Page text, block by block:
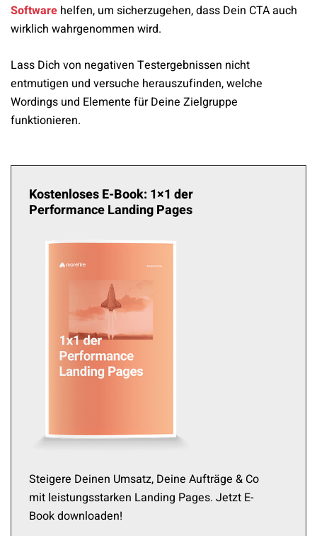
Software helfen, um sicherzugehen, dass Dein CTA auch
wirklich wahrgenommen wird.
Lass Dich von negativen Testergebnissen nicht
entmutigen und versuche herauszufinden, welche
Wordings und Elemente für Deine Zielgruppe
funktionieren.
Kostenloses E-Book: 1×1 der
Performance Landing Pages
Steigere Deinen Umsatz, Deine Aufträge & Co
mit leistungsstarken Landing Pages. Jetzt E-
Book downloaden!